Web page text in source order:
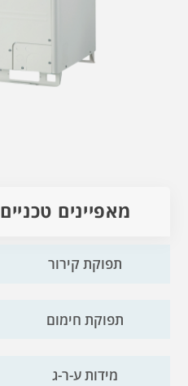
מאפיינים טכניים
תפוקת קירור
תפוקת חימום
מידות ע-ר-ג